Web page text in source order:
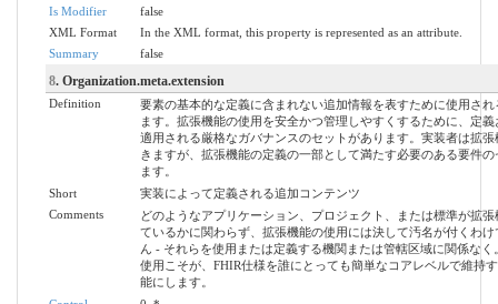
Is Modifier
false
XML Format
In the XML format, this property is represented as an attribute.
Summary
false
8. Organization.meta.extension
Definition
要素の基本的な定義に含まれない追加情報を表すために使用され
ます。拡張機能の使用を安全かつ管理しやすくするために、定
適用される厳格なガバナンスのセットがあります。実装者は拡張
きますが、拡張機能の定義の一部として満たす必要のある要件
ます。
Short
実装によって定義される追加コンテンツ
Comments
どのようなアプリケーション、プロジェクト、または標準が拡
ているかに関わらず、拡張機能の使用には決して汚名が付くわけ
ん - それらを使用または定義する機関または管轄区域に関係なく
使用こそが、FHIR仕様を誰にとっても簡単なコアレベルで維持
能にします。